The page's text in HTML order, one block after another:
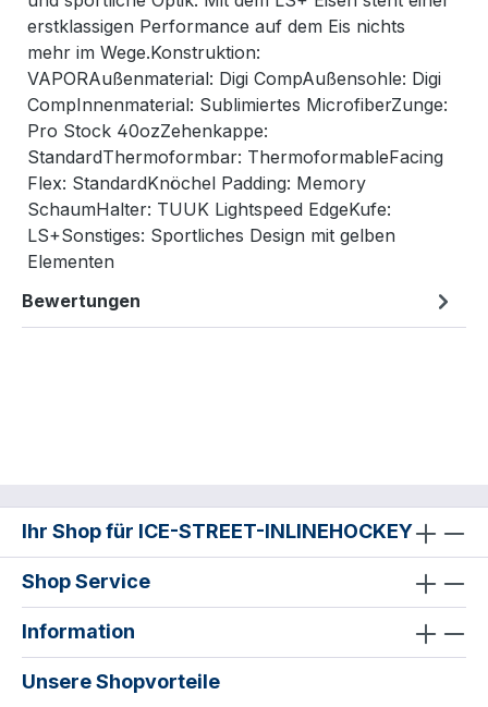
erstklassigen Performance auf dem Eis nichts
mehr im Wege.Konstruktion:
VAPORAußenmaterial: Digi CompAußensohle: Digi
CompInnenmaterial: Sublimiertes MicrofiberZunge:
Pro Stock 40ozZehenkappe:
StandardThermoformbar: ThermoformableFacing
Flex: StandardKnöchel Padding: Memory
SchaumHalter: TUUK Lightspeed EdgeKufe:
LS+Sonstiges: Sportliches Design mit gelben
Elementen
Bewertungen
Ihr Shop für ICE-STREET-INLINEHOCKEY
Shop Service
Information
Unsere Shopvorteile